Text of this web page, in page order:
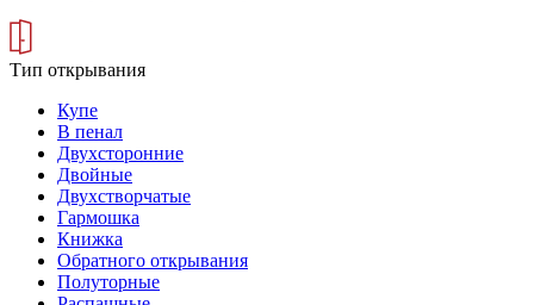
Тип открывания
Купе
В пенал
Двухсторонние
Двойные
Двухстворчатые
Гармошка
Книжка
Обратного открывания
Полуторные